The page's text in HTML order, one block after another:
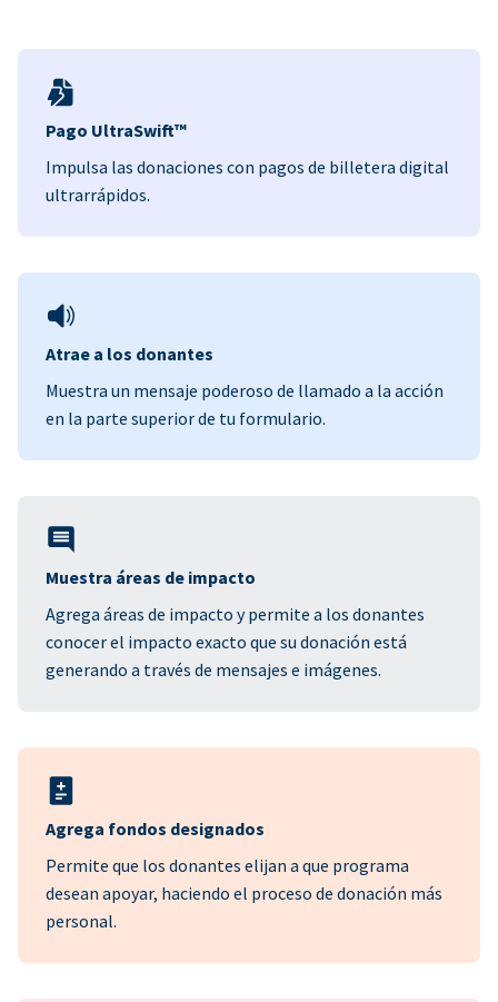
Pago UltraSwift™
Impulsa las donaciones con pagos de billetera digital
ultrarrápidos.
Atrae a los donantes
Muestra un mensaje poderoso de llamado a la acción
en la parte superior de tu formulario.
Muestra áreas de impacto
Agrega áreas de impacto y permite a los donantes
conocer el impacto exacto que su donación está
generando a través de mensajes e imágenes.
Agrega fondos designados
Permite que los donantes elijan a que programa
desean apoyar, haciendo el proceso de donación más
personal.